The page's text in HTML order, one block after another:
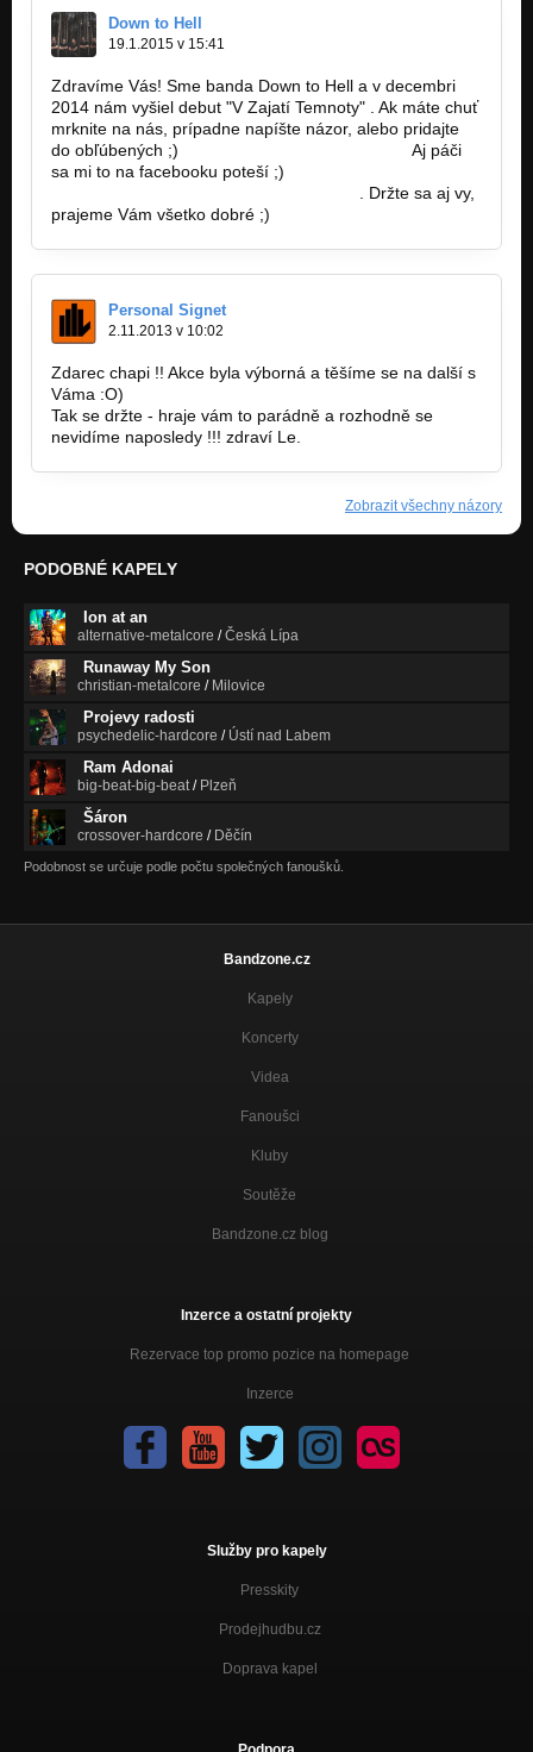
Down to Hell
19.1.2015 v 15:41
Zdravíme Vás! Sme banda Down to Hell a v decembri
2014 nám vyšiel debut "V Zajatí Temnoty" . Ak máte chuť
mrknite na nás, prípadne napíšte názor, alebo pridajte
do obľúbených ;)
Aj páči
sa mi to na facebooku poteší ;)
. Držte sa aj vy,
prajeme Vám všetko dobré ;)
Personal Signet
2.11.2013 v 10:02
Zdarec chapi !! Akce byla výborná a těšíme se na další s
Váma :O)
Tak se držte - hraje vám to parádně a rozhodně se
nevidíme naposledy !!! zdraví Le.
Zobrazit všechny názory
PODOBNÉ KAPELY
Ion at an
alternative-metalcore /Česká Lípa
Runaway My Son
christian-metalcore / Milovice
Projevy radosti
psychedelic-hardcore / Ústí nad Labem
Ram Adonai
big-beat-big-beat/ Plzeň
Šáron
crossover-hardcore / Děčín
Podobnost se určuje podle počtu společných fanoušků.
Bandzone.cz
Kapely
Koncerty
Videa
Fanoušci
Kluby
Soutěže
Bandzone.cz blog
Inzerce a ostatní projekty
Rezervace top promo pozice na homepage
Inzerce
Služby pro kapely
Presskity
Prodejhudbu.cz
Doprava kapel